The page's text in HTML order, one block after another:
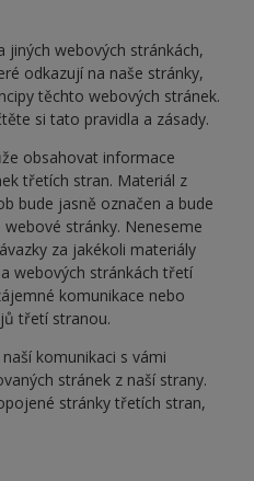
jiných webových stránkách,
odkazují na naše stránky,
těchto webových stránek.
si tato pravidla a zásady.
obsahovat informace
třetích stran. Materiál z
bude jasně označen a bude
stránky. Neneseme
za jakékoli materiály
webových stránkách třetí
komunikace nebo
třetí stranou.
komunikaci s vámi
stránek z naší strany.
stránky třetích stran,